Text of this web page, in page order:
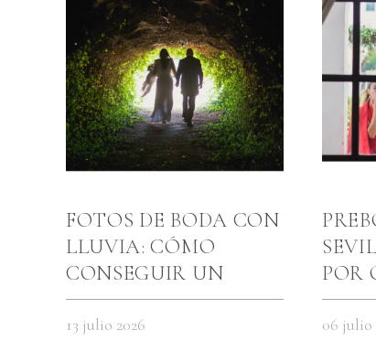
FOTOS DE BODA CON
LLUVIA: CÓMO
CONSEGUIR UN
REPORTAJE BONITO
AUNQUE EL DÍA SE
13 julio 2026
POR
06 julio